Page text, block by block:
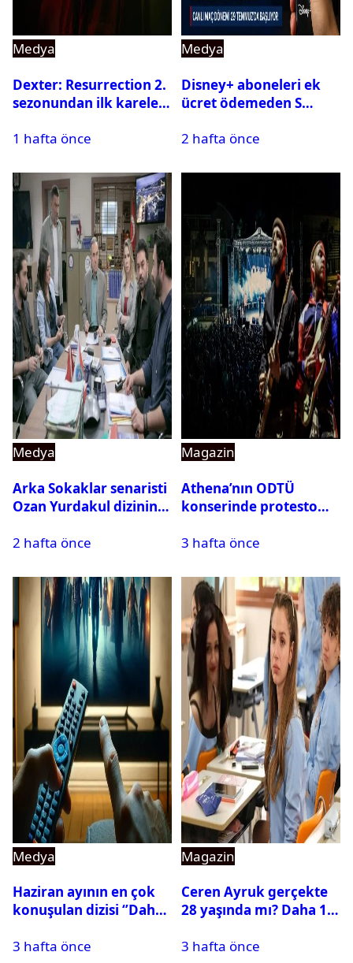
Medya
Dexter: Resurrection 2.
sezonundan ilk kareler
1 hafta önce
Medya
Disney+ aboneleri ek
ücret ödemeden S
izleyebilecek
2 hafta önce
Medya
Arka Sokaklar senaristi
Ozan Yurdakul dizinin
2 hafta önce
Magazin
Athena’nın ODTÜ
konserinde protesto
3 hafta önce
Medya
Haziran ayının en çok
konuşulan dizisi ‘’Daha
3 hafta önce
Magazin
Ceren Ayruk gerçekte
28 yaşında mı? Daha 17
3 hafta önce